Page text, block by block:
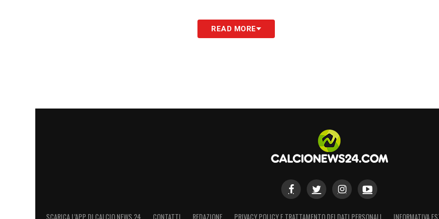
READ MORE
SCARICA L’APP DI CALCIO NEWS 24 CONTATTI REDAZIONE PRIVACY POLICY E TRATTAMENTO DEI DATI PERSONALI INFORMATIVA